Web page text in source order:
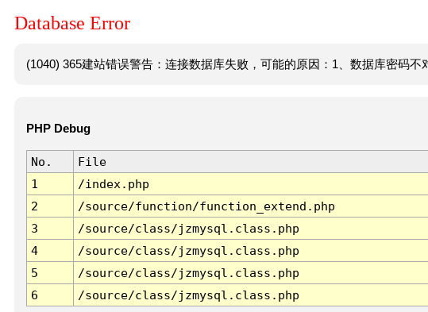
Database Error
(1040) 365建站错误警告：连接数据库失败，可能的原因：1、数据库密码不
PHP Debug
No. File
1
/index.php
2
/source/function/function_extend.php
3
/source/class/jzmysql.class.php
4
/source/class/jzmysql.class.php
5
/source/class/jzmysql.class.php
6
/source/class/jzmysql.class.php